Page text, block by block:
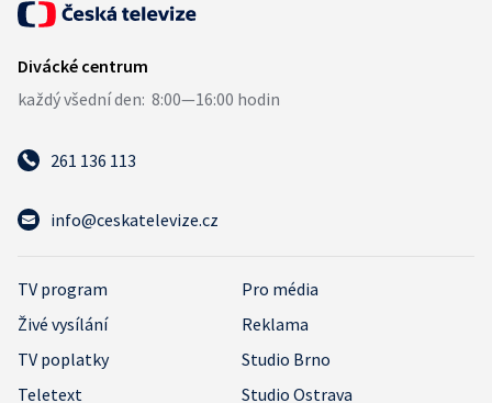
261 136 113
info@ceskatelevize.cz
TV program
Pro média
Živé vysílání
Reklama
TV poplatky
Studio Brno
Teletext
Studio Ostrava